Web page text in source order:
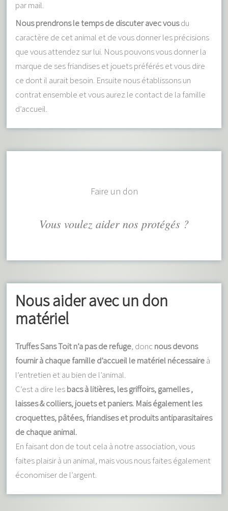
par mail.
Nous prendrons le temps de discuter avec vousdu
caractère de cet animal et de vous donner les précisions
que vous attendez sur lui. Nous pouvons vous donner la
marque de ses friandises et jouets préférés et vous dire
ce dont il aurait besoin. Ensuite nous établissons un
contrat ensemble et vous aurez le contact de la famille
d’accueil.
Faire un don
Vous voulez aider nos protégés ?
Nous aider avec un don
matériel
Truffes Sans Toit n’a pas de refuge, donc nous devons
fournir à chaque famille d’accueil le matériel nécessaireà
l’entretien et au bien de l’animal.
C’est a dire lesbacs à litières, les griffoirs, gamelles ,
laisses & colliers, jouets et paniers. Mais également les
croquettes, pâtées, friandises et produits antiparasitaires
de chaque animal.
En faisant don de tout cela à notre association, vous
faites plaisir à un animal, mais vous nous faites également
économiser de l’argent.